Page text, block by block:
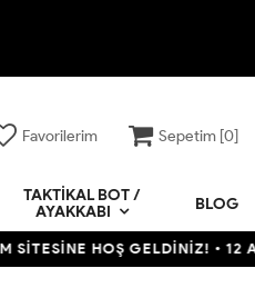
Favorilerim Sepetim [0]
TAKTIKAL BOT /
AYAKKABI
BLOG
GELDİNİZ! • 12 AYA